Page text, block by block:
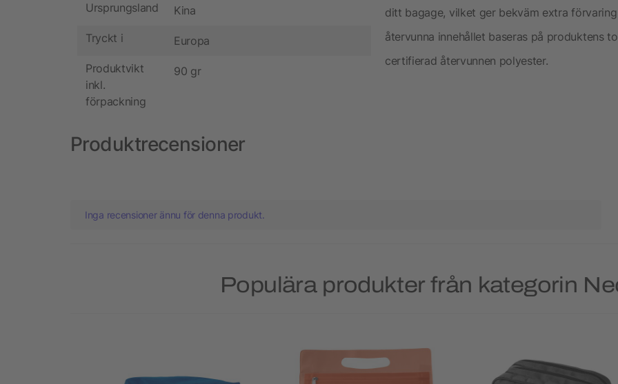
Ursprungsland Kina
Tryckt i Europa
Produktvikt
inkl.
förpackning
90 gr
ditt bagage, vilket ger bekväm extra
återvunna innehållet baseras på produktens
certifierad återvunnen polyester.
Produktrecensioner
Inga recensioner ännu för denna produkt.
Populära produkter från kategorin